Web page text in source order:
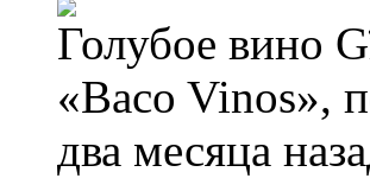
Голубое вино
«Baco Vinos»,
два месяца